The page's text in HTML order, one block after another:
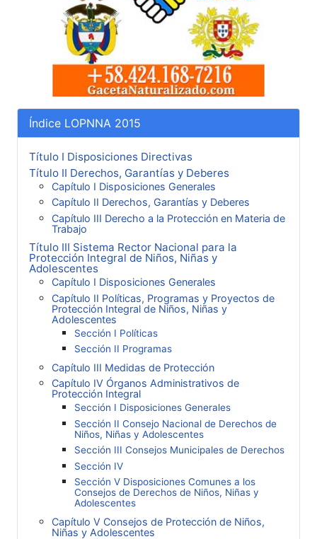
Índice LOPNNA 2015
Título I Disposiciones Directivas
Título II Derechos, Garantías y Deberes
Capítulo I Disposiciones Generales
Capítulo II Derechos, Garantías y Deberes
Capítulo III Derecho a la Protección en Materia de
Trabajo
Título III Sistema Rector Nacional para la
Protección Integral de Niños, Niñas y
Adolescentes
Capítulo I Disposiciones Generales
Capítulo II Políticas, Programas y Proyectos de
Protección Integral de Niños, Niñas y
Adolescentes
Sección I Políticas
Sección II Programas
Capítulo III Medidas de Protección
Capítulo IV Órganos Administrativos de
Protección Integral
Sección I Disposiciones Generales
Sección II Consejo Nacional de Derechos de
Niños, Niñas y Adolescentes
Sección III Consejos Municipales de Derechos
Sección IV
Sección V Disposiciones Comunes a los
Consejos de Derechos de Niños, Niñas y
Adolescentes
Capítulo V Consejos de Protección de Niños,
Niñas y Adolescentes